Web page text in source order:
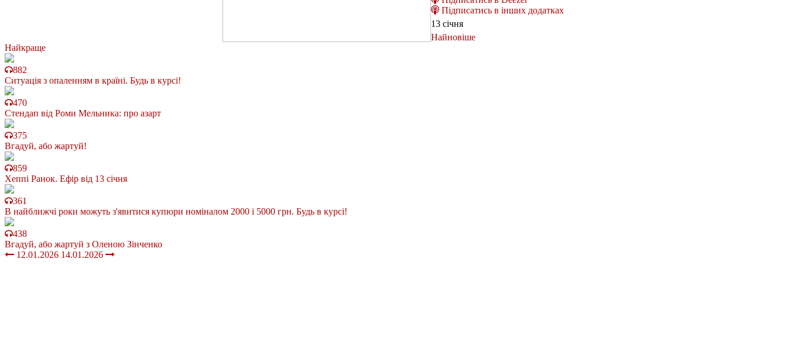
Підписатись в інших додатках
13 січня
Найновіше
Найкраще
882
Ситуація з опаленням в країні. Будь в курсі!
470
Стендап від Роми Мельника: про азарт
375
Вгадуй, або жартуй!
859
Хеппі Ранок. Ефір від 13 січня
361
В найближчі роки можуть з'явитися купюри номіналом 2000 і 5000 грн. Будь в курсі!
438
Вгадуй, або жартуй з Оленою Зінченко
12.01.2026 14.01.2026